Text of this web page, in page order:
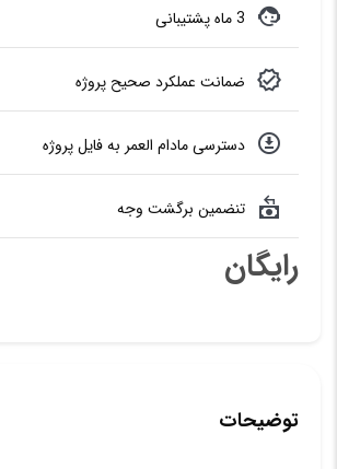
3 ماه پشتیبانی
ضمانت عملکرد صحیح پروژه
دسترسی مادام العمر به فایل پروژه
تنضمین برگشت وجه
رایگان
توضیحات